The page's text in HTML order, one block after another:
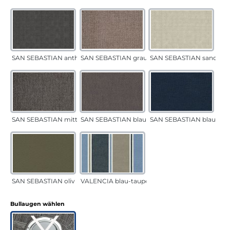
SAN SEBASTIAN anthrazitSAN SEBASTIAN grau-sandSAN SEBASTIAN sand
SAN SEBASTIAN mittelgrauSAN SEBASTIAN blau-sandSAN SEBASTIAN blau
SAN SEBASTIAN oliv VALENCIA blau-taupe
Bullaugen wählen